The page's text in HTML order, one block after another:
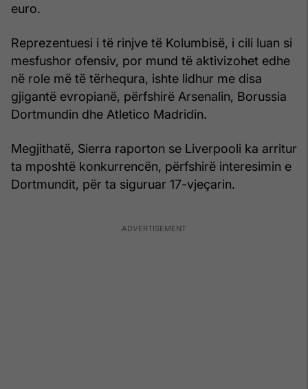
euro.
Reprezentuesi i të rinjve të Kolumbisë, i cili luan si
mesfushor ofensiv, por mund të aktivizohet edhe
në role më të tërhequra, ishte lidhur me disa
gjigantë evropianë, përfshirë Arsenalin, Borussia
Dortmundin dhe Atletico Madridin.
Megjithatë, Sierra raporton se Liverpooli ka arritur
ta mposhtë konkurrencën, përfshirë interesimin e
Dortmundit, për ta siguruar 17-vjeçarin.